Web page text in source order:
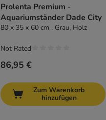
Prolenta Premium -
Aquariumständer Dade City
80 x 35 x 60 cm , Grau, Holz
86,95 €
Not Rated
Zum Warenkorb
hinzufügen